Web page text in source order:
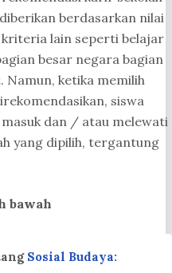
berdasarkan nilai
kriteria lain seperti belajar
besar negara bagian
ketika memilih
siswa
dan / atau melewati
yang dipilih, tergantung
bawah
Sosial Budaya: